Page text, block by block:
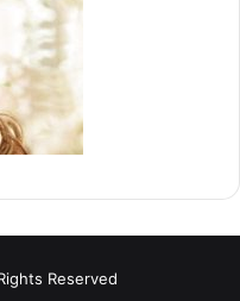
Reserved